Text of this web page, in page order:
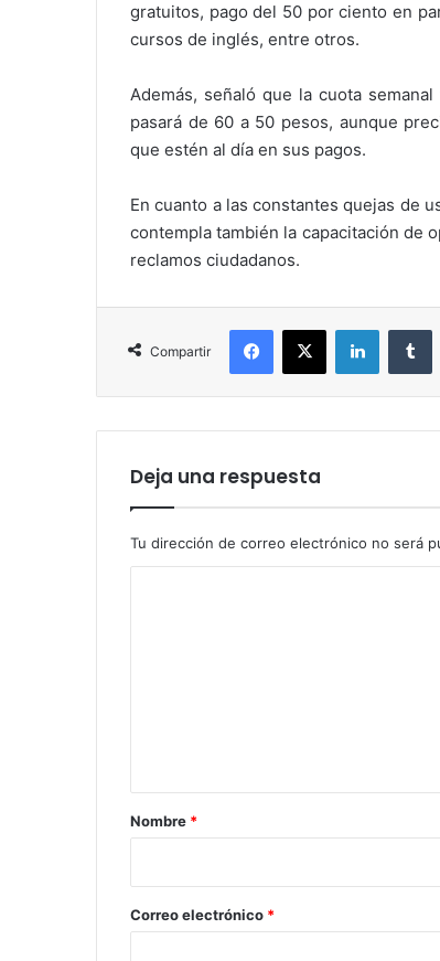
gratuitos, pago del 50 por ciento en
cursos de inglés, entre otros.
Además, señaló que la cuota
pasará de 60 a 50 pesos, aunque
que estén al día en sus pagos.
En cuanto a las constantes quejas de
contempla también la capacitación de
reclamos ciudadanos.
Compartir
Facebook
X LinkedIn
Deja una respuesta
Tu dirección de correo electrónico no será
r
*
Nombre *
Correo electrónico *